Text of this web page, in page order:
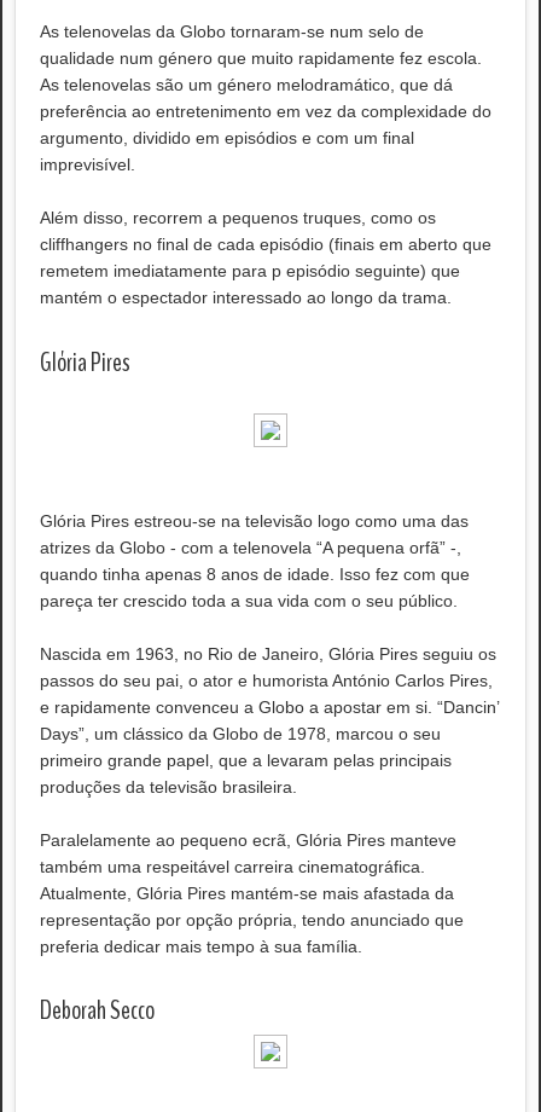
As telenovelas da Globo tornaram-se num selo de
qualidade num género que muito rapidamente fez escola.
As telenovelas são um género melodramático, que dá
preferência ao entretenimento em vez da complexidade do
argumento, dividido em episódios e com um final
imprevisível.
Além disso, recorrem a pequenos truques, como os
cliffhangers no final de cada episódio (finais em aberto que
remetem imediatamente para p episódio seguinte) que
mantém o espectador interessado ao longo da trama.
Glória Pires
Glória Pires estreou-se na televisão logo como uma das
atrizes da Globo - com a telenovela “A pequena orfã” -,
quando tinha apenas 8 anos de idade. Isso fez com que
pareça ter crescido toda a sua vida com o seu público.
Nascida em 1963, no Rio de Janeiro, Glória Pires seguiu os
passos do seu pai, o ator e humorista António Carlos Pires,
e rapidamente convenceu a Globo a apostar em si. “Dancin’
Days”, um clássico da Globo de 1978, marcou o seu
primeiro grande papel, que a levaram pelas principais
produções da televisão brasileira.
Paralelamente ao pequeno ecrã, Glória Pires manteve
também uma respeitável carreira cinematográfica.
Atualmente, Glória Pires mantém-se mais afastada da
representação por opção própria, tendo anunciado que
preferia dedicar mais tempo à sua família.
Deborah Secco